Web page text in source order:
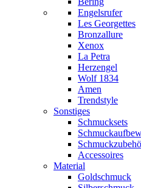
Engelsrufer
Les Georgettes
Bronzallure
Xenox
La Petra
Herzengel
Wolf 1834
Amen
Trendstyle
Sonstiges
Schmucksets
Accessoires
Material
Goldschmuck